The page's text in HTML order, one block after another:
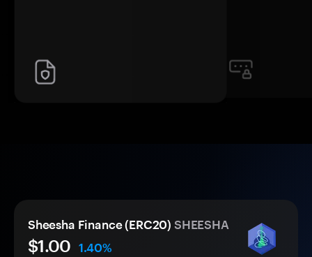
Sheesha Finance (ERC20) SHEESHA
$1.00
1.40%